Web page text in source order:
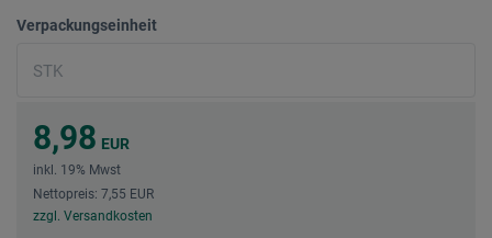
Verpackungseinheit
8,98 EUR
inkl. 19% Mwst
Nettopreis: 7,55 EUR
zzgl. Versandkosten